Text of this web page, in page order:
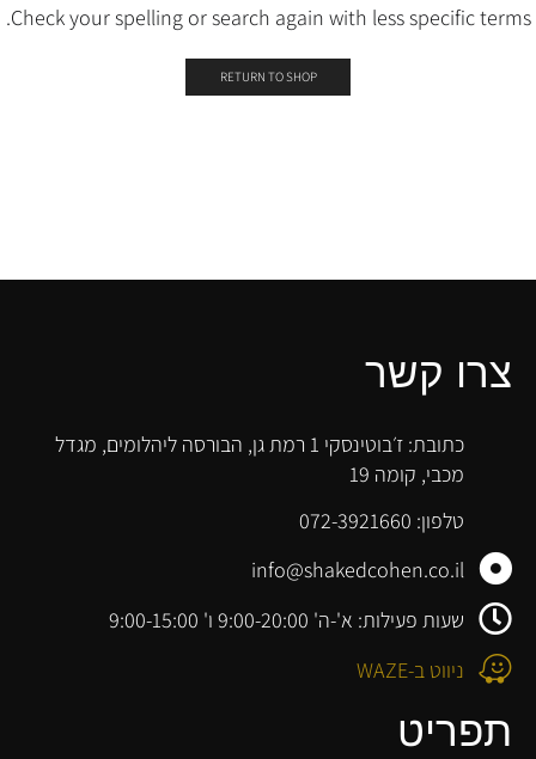
Check your spelling or search again with less specific terms.
RETURN TO SHOP
צרו קשר
כתובת: ז׳בוטינסקי 1 רמת גן, הבורסה ליהלומים, מגדל
מכבי, קומה 19
טלפון: 072-3921660
info@shakedcohen.co.il
שעות פעילות: א'-ה' 9:00-20:00 ו' 9:00-15:00
ניווט ב-WAZE
תפריט